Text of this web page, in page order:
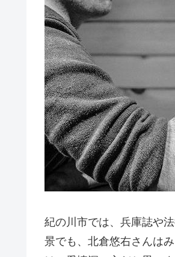
紀の川市では、兵庫誌や
景でも、北倉悠右さんは